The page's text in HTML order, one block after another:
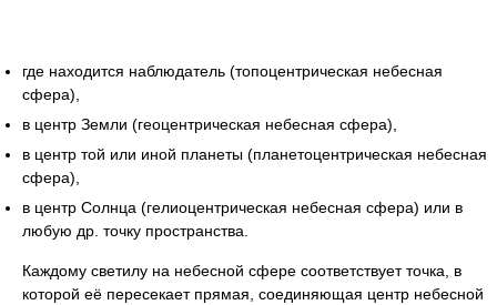
где находится наблюдатель (топоцентрическая небесная
сфера),
в центр Земли (геоцентрическая небесная сфера),
в центр той или иной планеты (планетоцентрическая небесная
сфера),
в центр Солнца (гелиоцентрическая небесная сфера) или в
любую др. точку пространства.
Каждому светилу на небесной сфере соответствует точка, в
которой её пересекает прямая, соединяющая центр небесной